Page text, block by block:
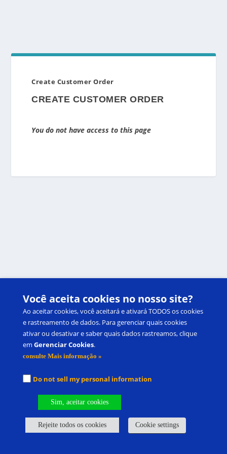
Create Customer Order
CREATE CUSTOMER ORDER
You do not have access to this page
Você aceita cookies no nosso site?
Ao aceitar cookies, você aceitará e ativará TODOS os cookies
e rastreamento de dados. Para gerenciar quais cookies
ativar ou desativar e saber quais dados rastreamos, clique
em Gerenciar Cookies.
consulte Mais informação »
Do not sell my personal information
Sim, aceitar cookies
Rejeite todos os cookies Cookie settings